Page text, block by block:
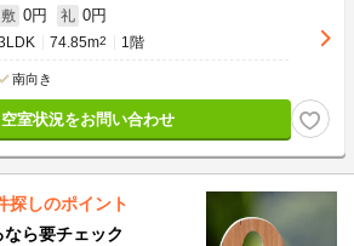
敷 0円 礼 0円
74.85m2 1階
南向き
空室状況をお問い合わせ
探しのポイント
ら要チェック